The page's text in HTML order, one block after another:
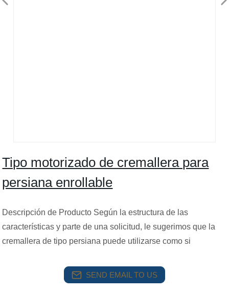
Tipo motorizado de cremallera para
persiana enrollable
Descripción de Producto Según la estructura de las
características y parte de una solicitud, le sugerimos que la
cremallera de tipo persiana puede utilizarse como si
SEND EMAIL TO US